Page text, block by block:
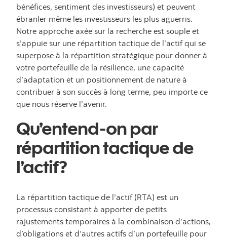
bénéfices, sentiment des investisseurs) et peuvent
ébranler même les investisseurs les plus aguerris.
Notre approche axée sur la recherche est souple et
s’appuie sur une répartition tactique de l’actif qui se
superpose à la répartition stratégique pour donner à
votre portefeuille de la résilience, une capacité
d’adaptation et un positionnement de nature à
contribuer à son succès à long terme, peu importe ce
que nous réserve l’avenir.
Qu’entend-on par
répartition tactique de
l’actif?
La répartition tactique de l’actif (RTA) est un
processus consistant à apporter de petits
rajustements temporaires à la combinaison d’actions,
d’obligations et d’autres actifs d’un portefeuille pour